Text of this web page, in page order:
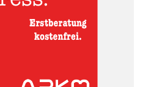
erfolgreichen Zukunft in einer
Geschäftswelt.
Director von Billtrust Europa